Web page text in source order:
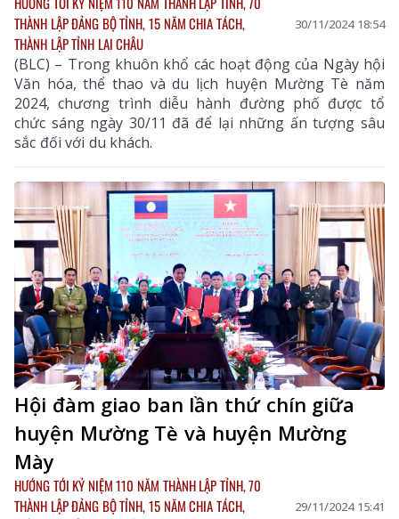
THÀNH LẬP ĐẢNG BỘ TỈNH, 15 NĂM CHIA TÁCH,
THÀNH LẬP TỈNH LAI CHÂU
30/11/2024 18:54
(BLC) – Trong khuôn khổ các hoạt động của Ngày hội
Văn hóa, thể thao và du lịch huyện Mường Tè năm
2024, chương trình diễu hành đường phố được tổ
chức sáng ngày 30/11 đã để lại những ấn tượng sâu
sắc đối với du khách.
Hội đàm giao ban lần thứ chín giữa
huyện Mường Tè và huyện Mường
Mày
HƯỚNG TỚI KỶ NIỆM 110 NĂM THÀNH LẬP TỈNH, 70
THÀNH LẬP ĐẢNG BỘ TỈNH, 15 NĂM CHIA TÁCH,
29/11/2024 15:41